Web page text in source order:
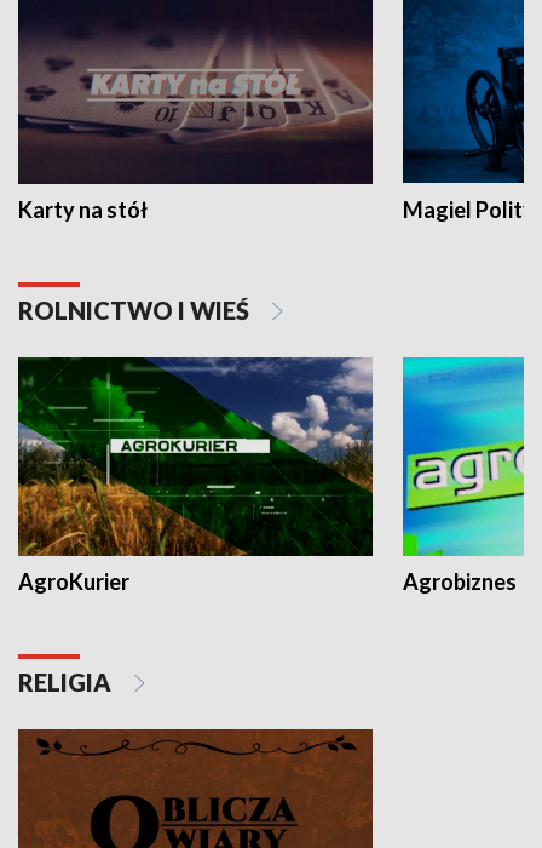
Karty na stół Magiel
ROLNICTWO I WIEŚ
AgroKurier Agrobiznes
RELIGIA